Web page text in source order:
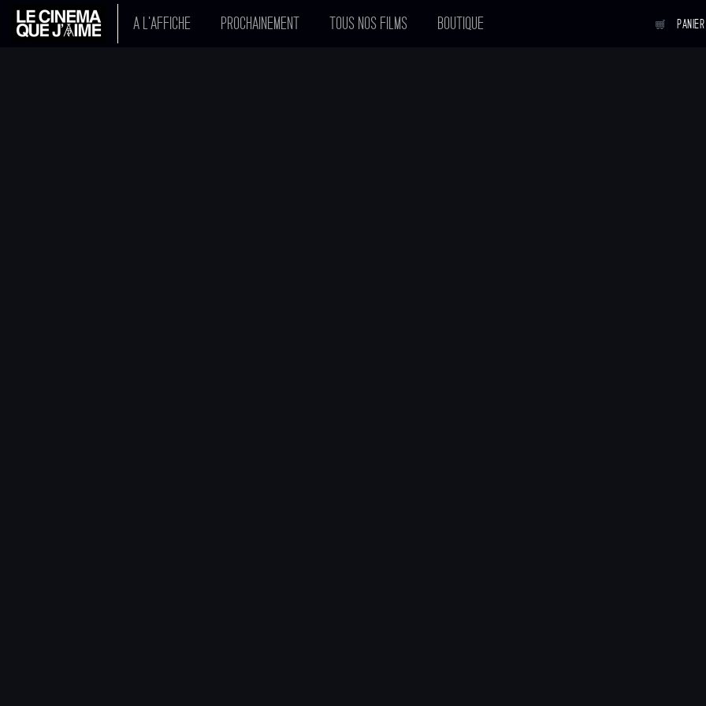
A L'AFFICHE PROCHAINEMENT TOUS NOS FILMS BOUTIQUE PANIER